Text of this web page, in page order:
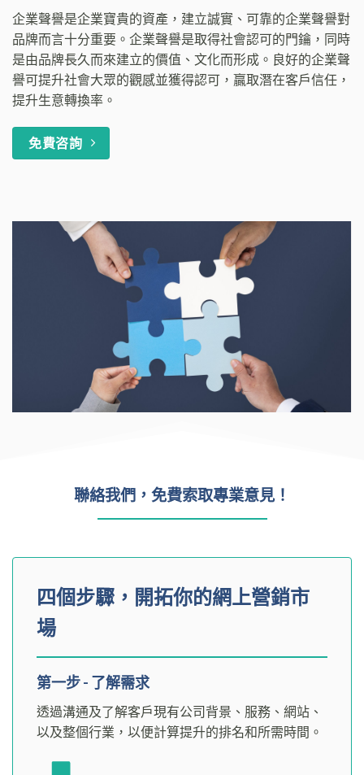
企業聲譽是企業寶貴的資產，建立誠實、可靠的企業聲譽對
品牌而言十分重要。企業聲譽是取得社會認可的門鑰，同時
是由品牌長久而來建立的價值、文化而形成。良好的企業聲
譽可提升社會大眾的觀感並獲得認可，贏取潛在客戶信任，
提升生意轉換率。
免費咨詢
聯絡我們，免費索取專業意見！
四個步驟，開拓你的網上營銷市
場
第一步 - 了解需求
透過溝通及了解客戶現有公司背景、服務、網站、
以及整個行業，以便計算提升的排名和所需時間。